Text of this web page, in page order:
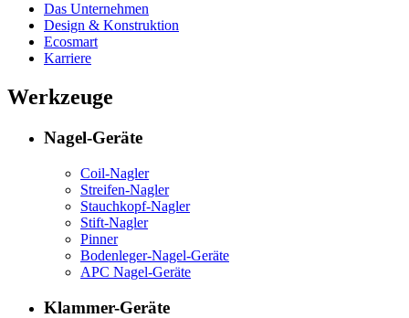
Das Unternehmen
Design & Konstruktion
Ecosmart
Karriere
Werkzeuge
Nagel-Geräte
Coil-Nagler
Streifen-Nagler
Stauchkopf-Nagler
Stift-Nagler
Pinner
Bodenleger-Nagel-Geräte
APC Nagel-Geräte
Klammer-Geräte